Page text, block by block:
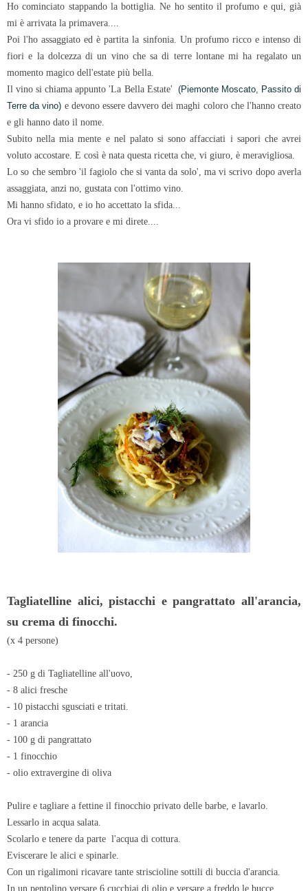
Ho cominciato stappando la bottiglia. Ne ho sentito il profumo e qui, già
mi è arrivata la primavera....
Poi l'ho assaggiato ed è partita la sinfonia. Un profumo ricco e intenso di
fiori e la dolcezza di un vino che sa di terre lontane mi ha regalato un
momento magico dell'estate più bella.
Il vino si chiama appunto 'La Bella Estate' (Piemonte Moscato, Passito di
Terre da vino) e devono essere davvero dei maghi coloro che l'hanno creato
e gli hanno dato il nome.
Subito nella mia mente e nel palato si sono affacciati i sapori che avrei
voluto accostare. E così è nata questa ricetta che, vi giuro, è meravigliosa.
Lo so che sembro 'il fagiolo che si vanta da solo', ma vi scrivo dopo averla
assaggiata, anzi no, gustata con l'ottimo vino.
Mi hanno sfidato, e io ho accettato la sfida...
Ora vi sfido io a provare e mi direte....
Tagliatelline alici, pistacchi e pangrattato all'arancia,
su crema di finocchi.
(x 4 persone)
- 250 g di Tagliatelline all'uovo,
- 8 alici fresche
- 10 pistacchi sgusciati e tritati.
- 1 arancia
- 100 g di pangrattato
- 1 finocchio
- olio extravergine di oliva
Pulire e tagliare a fettine il finocchio privato delle barbe, e lavarlo.
Lessarlo in acqua salata.
Scolarlo e tenere da parte l'acqua di cottura.
Eviscerare le alici e spinarle.
Con un rigalimoni ricavare tante striscioline sottili di buccia d'arancia.
In un pentolino versare 6 cucchiai di olio e versare a freddo le bucce.